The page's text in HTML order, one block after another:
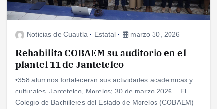
Noticias de Cuautla Estatal marzo 30, 2026
Rehabilita COBAEM su auditorio en el
plantel 11 de Jantetelco
•358 alumnos fortalecerán sus actividades académicas y
culturales. Jantetelco, Morelos; 30 de marzo 2026 – El
Colegio de Bachilleres del Estado de Morelos (COBAEM)